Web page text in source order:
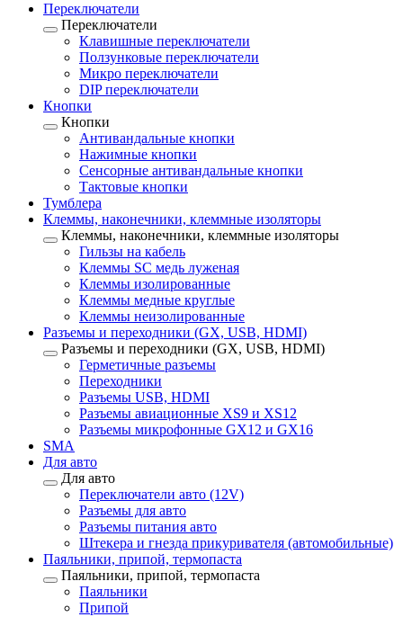
Переключатели
Переключатели
Клавишные переключатели
Ползунковые переключатели
Микро переключатели
DIP переключатели
Кнопки
Кнопки
Антивандальные кнопки
Нажимные кнопки
Сенсорные антивандальные кнопки
Тактовые кнопки
Тумблера
Клеммы, наконечники, клеммные изоляторы
Клеммы, наконечники, клеммные изоляторы
Гильзы на кабель
Клеммы SC медь луженая
Клеммы изолированные
Клеммы медные круглые
Клеммы неизолированные
Разъемы и переходники (GX, USB, HDMI)
Разъемы и переходники (GX, USB, HDMI)
Герметичные разъемы
Переходники
Разъемы USB, HDMI
Разъемы авиационные XS9 и XS12
Разъемы микрофонные GX12 и GX16
SMA
Для авто
Для авто
Переключатели авто (12V)
Разъемы для авто
Разъемы питания авто
Штекера и гнезда прикуривателя (автомобильные)
Паяльники, припой, термопаста
Паяльники, припой, термопаста
Паяльники
Припой